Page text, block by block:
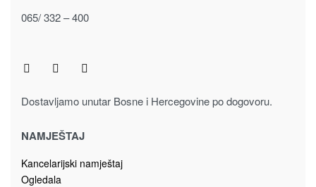
065/ 332 – 400
Dostavljamo unutar Bosne i Hercegovine po dogovoru.
NAMJEŠTAJ
Kancelarijski namještaj
Ogledala